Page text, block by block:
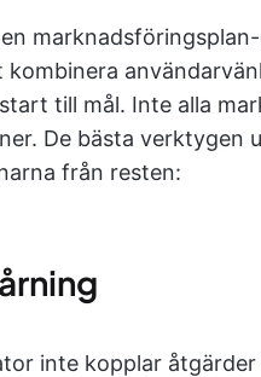
kombinera
till mål. Inte alla
De bästa verktygen
från resten:
inte kopplar